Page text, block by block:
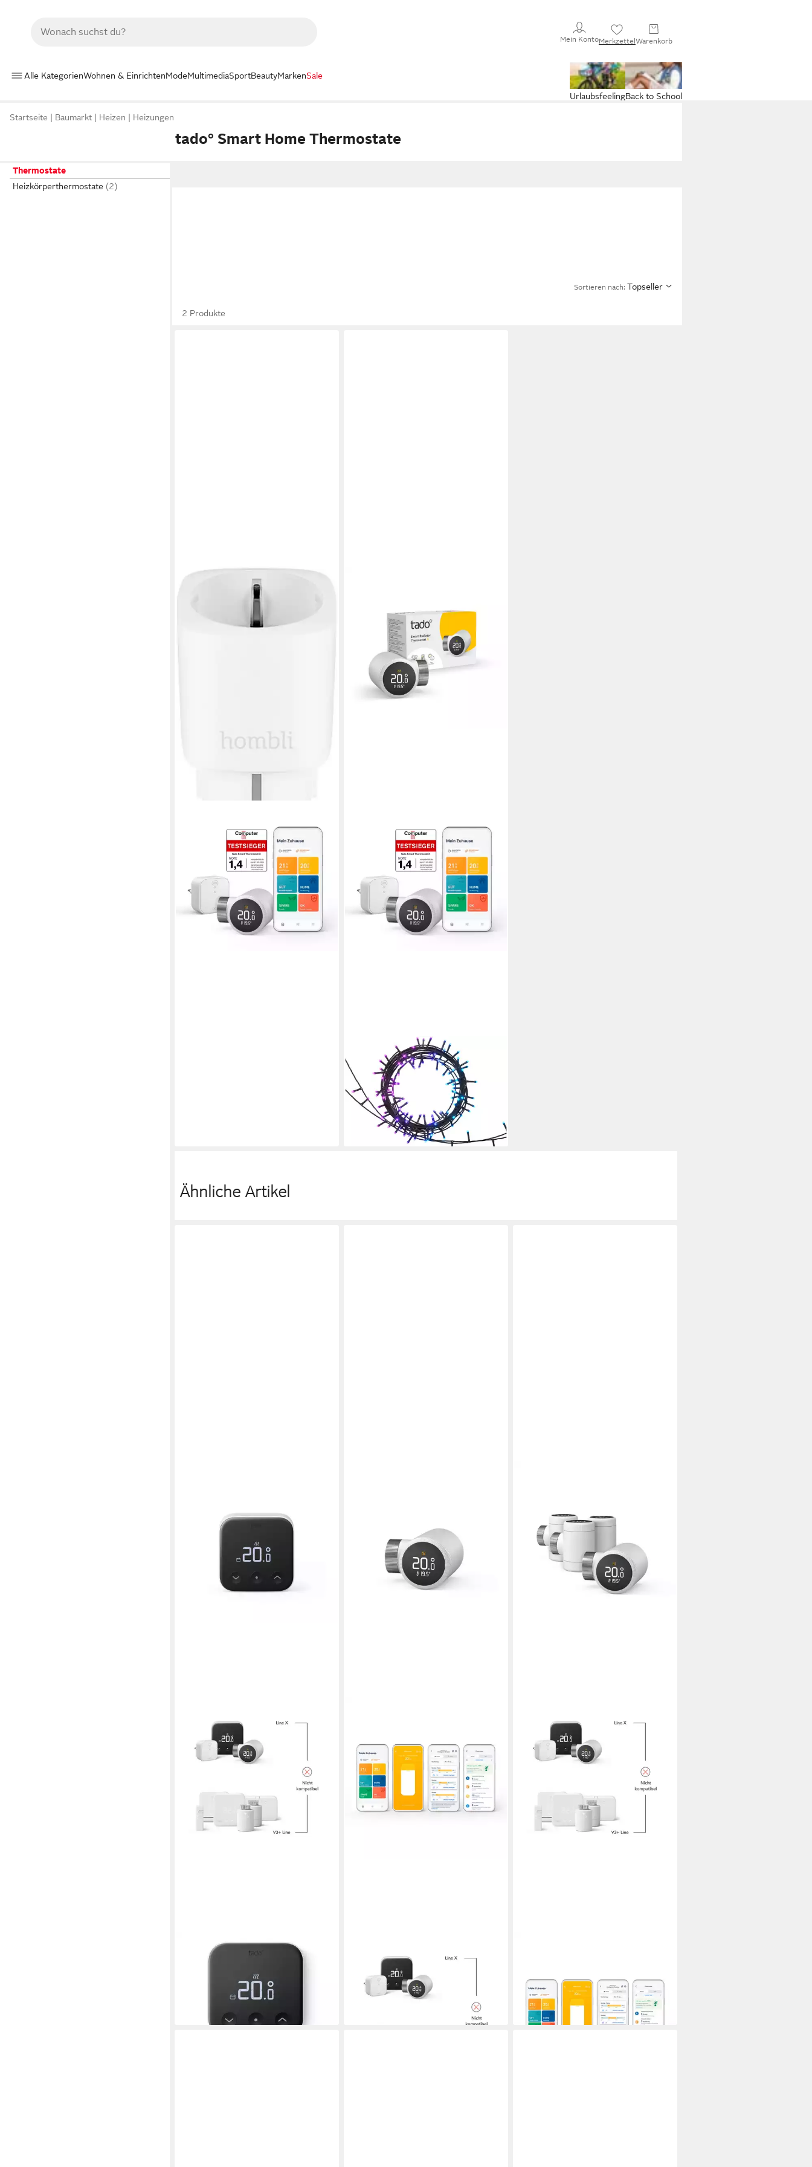
Mein KontoMerkzettelWarenkorb
Alle KategorienWohnen & EinrichtenModeMultimediaSportBeautyMarkenSale
Back to School
Urlaubsfeeling
Startseite Baumarkt Heizen Heizungen
tado° Smart Home Thermostate
Thermostate
Heizkörperthermostate
Sortieren nach: Topseller
2 Produkte
Heizkörperthermostat SRT
StarterKit X Line + Hombli smarte
lieferbar - in 3-4 Werktagen bei dir
Heizkörperthermostat Bridge + 2
Heizkörperthermostate+ Hombli
Christmas Light
314,68 € UVP
lieferbar - in 3-4 Werktagen bei dir
Ähnliche Artikel
Raumthermostat tado° Smartes
lieferbar - in 2-3 Werktagen bei dir
Heizkörperthermostat tado° Smartes
Heizkörperthermostat, Smartes
Heizkörperthermostat
105,52 €
Pack, Smartes Heizkörperthermostat
368,03 €
lieferbar - in 2-3 Werktagen bei dir